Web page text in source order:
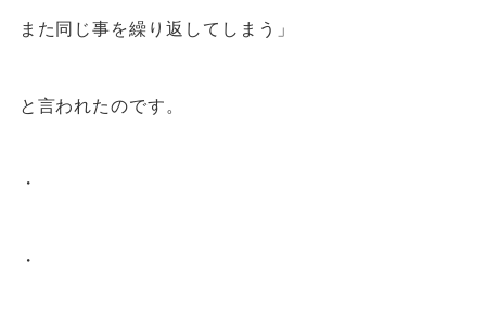
また同じ事を繰り返してしまう」
と言われたのです。
・
・